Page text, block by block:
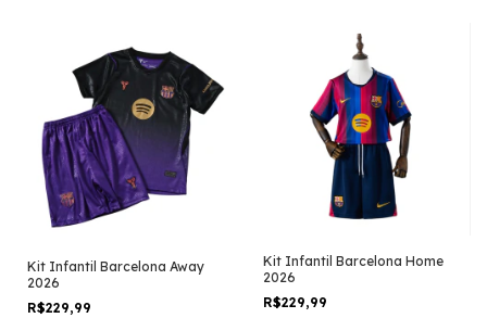
Kit Infantil Barcelona Away
2026
R$229,99
Kit Infantil Barcelona Home
2026
R$229,99